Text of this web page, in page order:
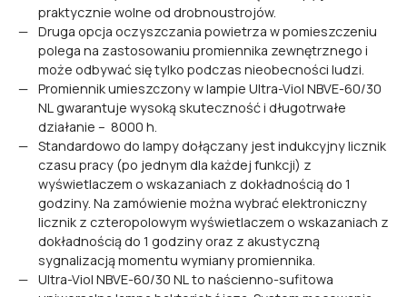
praktycznie wolne od drobnoustrojów.
Druga opcja oczyszczania powietrza w pomieszczeniu
polega na zastosowaniu promiennika zewnętrznego i
może odbywać się tylko podczas nieobecności ludzi.
Promiennik umieszczony w lampie Ultra-Viol NBVE-60/30
NL gwarantuje wysoką skuteczność i długotrwałe
działanie – 8000 h.
Standardowo do lampy dołączany jest indukcyjny licznik
czasu pracy (po jednym dla każdej funkcji) z
wyświetlaczem o wskazaniach z dokładnością do 1
godziny. Na zamówienie można wybrać elektroniczny
licznik z czteropolowym wyświetlaczem o wskazaniach z
dokładnością do 1 godziny oraz z akustyczną
sygnalizacją momentu wymiany promiennika.
Ultra-Viol NBVE-60/30 NL to naścienno-sufitowa